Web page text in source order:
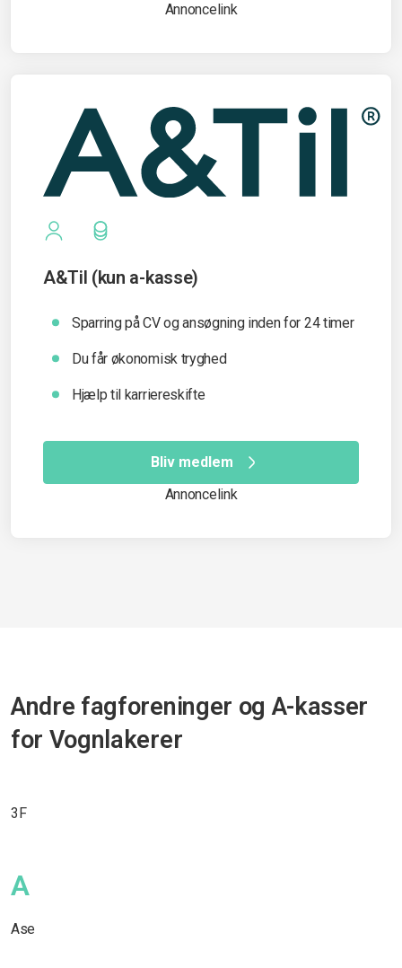
Annoncelink
A&Til (kun a-kasse)
Sparring på CV og ansøgning inden for 24 timer
Du får økonomisk tryghed
Hjælp til karriereskifte
Bliv medlem
Annoncelink
Andre fagforeninger og A-kasser
for Vognlakerer
3F
A
Ase